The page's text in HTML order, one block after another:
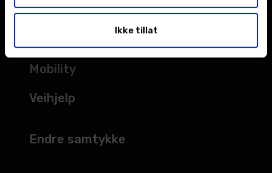
Ikke tillat
Verksted
Mobility
Veihjelp
Endre samtykke